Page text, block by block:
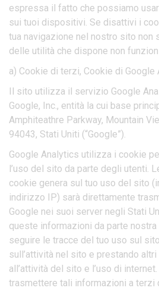
espressa il fatto che possiamo
sui tuoi dispositivi. Se disattivi i
tua navigazione nel nostro sito non
delle utilità che dispone non
a) Cookie di terzi, Cookie di Google
Il sito utilizza il servizio Google
Google, Inc., entità la cui base
Amphiteathre Parkway, Mountain
94043, Stati Uniti (“Google”).
Google Analytics utilizza i cookie
l’uso del sito da parte degli utenti.
cookie genera sul tuo uso del sito
indirizzo IP) sarà direttamente
Google nei suoi server negli Stati
queste informazioni da parte
seguire le tracce del tuo uso sul
sull’attività nel sito e prestando
all’attività del sito e l’uso di
trasmettere tali informazioni a terzi